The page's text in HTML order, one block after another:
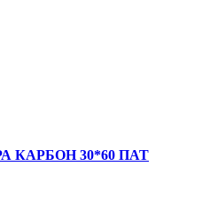
КАРБОН 30*60 ПАТ